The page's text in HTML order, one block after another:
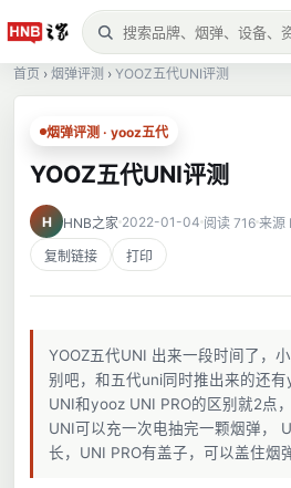
首页 › 烟弹评测 › YOOZ五代UNI评测
烟弹评测 · yooz五代
YOOZ五代UNI评测
H HNB之家 2022-01-04 阅读 716 来源
复制链接 打印
YOOZ五代UNI 出来一段时间了，
别吧，和五代uni同时推出来的还
UNI和yooz UNI PRO的区别就2点
UNI可以充一次电抽完一颗烟弹，
长，UNI PRO有盖子，可以盖住烟